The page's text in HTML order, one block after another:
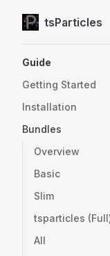
Skip to content
tsParticles
Guide
Getting Started
Installation
Bundles
Overview
Basic
Slim
tsparticles
All